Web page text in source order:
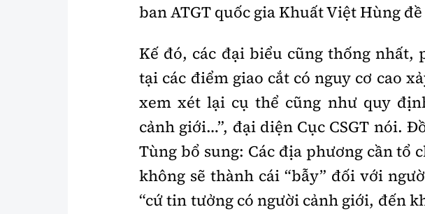
ban ATGT quốc gia Khuất Việt Hùng
Kế đó, các đại biểu cũng thống nhất,
tại các điểm giao cắt có nguy cơ cao
xem xét lại cụ thể cũng như quy
cảnh giới…”, đại diện Cục CSGT nói.
Tùng bổ sung: Các địa phương cần tổ
không sẽ thành cái “bẫy” đối với
“cứ tin tưởng có người cảnh giới, đến